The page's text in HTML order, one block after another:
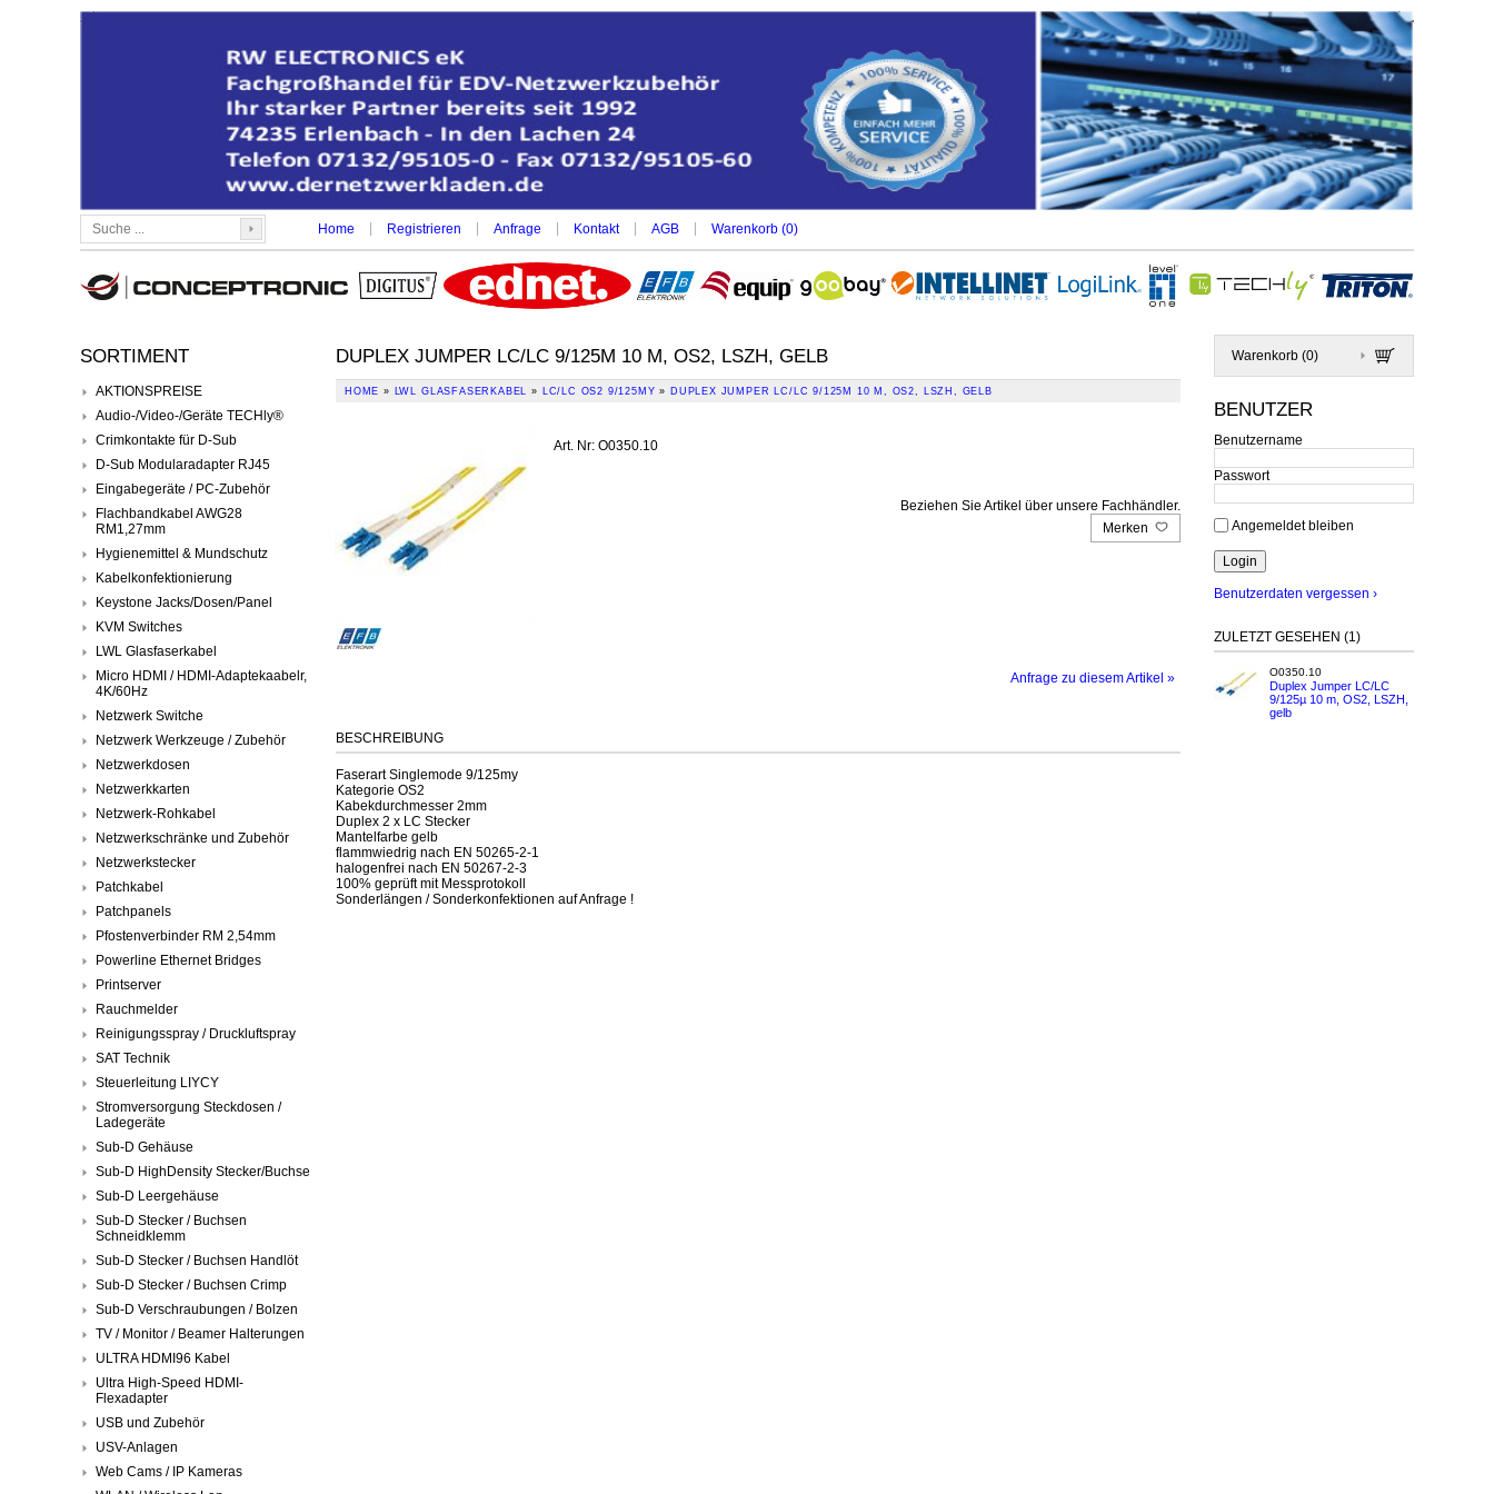
Home Registrieren Anfrage Kontakt AGB Warenkorb (0)
Warenkorb (0)
BENUTZER
Benutzername
Passwort
Angemeldet bleiben
Benutzerdaten vergessen ›
ZULETZT GESEHEN (1)
O0350.10
Duplex Jumper LC/LC
9/125µ 10 m, OS2, LSZH,
gelb
SORTIMENT
AKTIONSPREISE
Audio-/Video-/Geräte TECHly®
Crimkontakte für D-Sub
D-Sub Modularadapter RJ45
Eingabegeräte / PC-Zubehör
Flachbandkabel AWG28
RM1,27mm
Hygienemittel & Mundschutz
Kabelkonfektionierung
Keystone Jacks/Dosen/Panel
KVM Switches
LWL Glasfaserkabel
Micro HDMI / HDMI-Adaptekaabelr,
4K/60Hz
Netzwerk Switche
Netzwerk Werkzeuge / Zubehör
Netzwerkdosen
Netzwerkkarten
Netzwerk-Rohkabel
Netzwerkschränke und Zubehör
Netzwerkstecker
Patchkabel
Patchpanels
Pfostenverbinder RM 2,54mm
Powerline Ethernet Bridges
Printserver
Rauchmelder
Reinigungsspray / Druckluftspray
SAT Technik
Steuerleitung LIYCY
Stromversorgung Steckdosen /
Ladegeräte
Sub-D Gehäuse
Sub-D HighDensity Stecker/Buchse
Sub-D Leergehäuse
Sub-D Stecker / Buchsen
Schneidklemm
Sub-D Stecker / Buchsen Handlöt
Sub-D Stecker / Buchsen Crimp
Sub-D Verschraubungen / Bolzen
TV / Monitor / Beamer Halterungen
ULTRA HDMI96 Kabel
Ultra High-Speed HDMI-
Flexadapter
USB und Zubehör
USV-Anlagen
Web Cams / IP Kameras
DUPLEX JUMPER LC/LC 9/125Μ 10 M, OS2, LSZH, GELB
HOME » LWL GLASFASERKABEL » LC/LC OS2 9/125MY » DUPLEX JUMPER LC/LC 9/125Μ 10 M, OS2, LSZH, GELB
Art. Nr: O0350.10
Beziehen Sie Artikel über unsere Fachhändler.
Merken
Anfrage zu diesem Artikel »
BESCHREIBUNG
Faserart Singlemode 9/125my
Kategorie OS2
Kabekdurchmesser 2mm
Duplex 2 x LC Stecker
Mantelfarbe gelb
flammwiedrig nach EN 50265-2-1
halogenfrei nach EN 50267-2-3
100% geprüft mit Messprotokoll
Sonderlängen / Sonderkonfektionen auf Anfrage !